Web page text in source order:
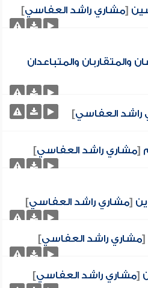
[مشاري راشد العفاسي]
والمتقاربان والمتباعدان
راشد العفاسي]
[مشاري راشد العفاسي]
[مشاري راشد العفاسي]
[مشاري راشد العفاسي]
[مشاري راشد العفاسي]